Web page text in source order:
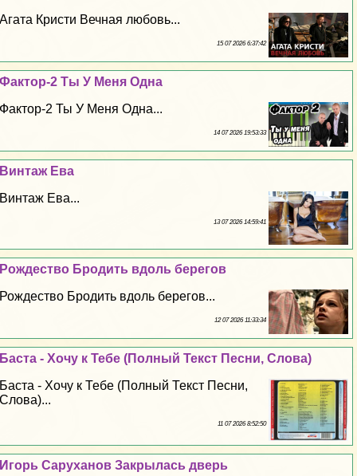
Агата Кристи Вечная любовь...
15 07 2026 6:37:42
Фактор-2 Ты У Меня Одна
Фактор-2 Ты У Меня Одна...
14 07 2026 19:53:33
Винтаж Ева
Винтаж Ева...
13 07 2026 14:59:41
Рождество Бродить вдоль берегов
Рождество Бродить вдоль берегов...
12 07 2026 11:33:34
Баста - Хочу к Тебе (Полный Текст Песни, Слова)
Баста - Хочу к Тебе (Полный Текст Песни,
Слова)...
11 07 2026 8:52:50
Игорь Саруханов Закрылась дверь